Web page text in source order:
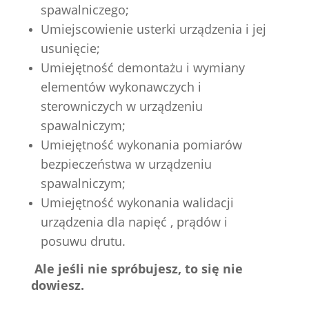
spawalniczego;
Umiejscowienie usterki urządzenia i jej
usunięcie;
Umiejętność demontażu i wymiany
elementów wykonawczych i
sterowniczych w urządzeniu
spawalniczym;
Umiejętność wykonania pomiarów
bezpieczeństwa w urządzeniu
spawalniczym;
Umiejętność wykonania walidacji
urządzenia dla napięć , prądów i
posuwu drutu.
Ale jeśli nie spróbujesz, to się nie
dowiesz.